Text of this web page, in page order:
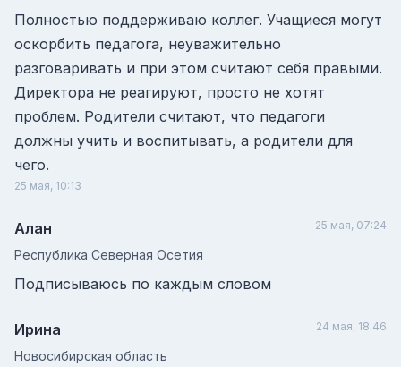
Полностью поддерживаю коллег. Учащиеся могут
оскорбить педагога, неуважительно
разговаривать и при этом считают себя правыми.
Директора не реагируют, просто не хотят
проблем. Родители считают, что педагоги
должны учить и воспитывать, а родители для
чего.
25 мая, 10:13
Алан
Республика Северная Осетия
Подписываюсь по каждым словом
25 мая, 07:24
Ирина
Новосибирская область
24 мая, 18:46